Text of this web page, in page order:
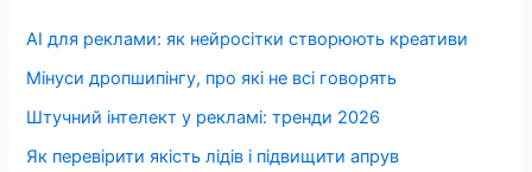
AI для реклами: як нейросітки створюють креативи
Мінуси дропшипінгу, про які не всі говорять
Штучний інтелект у рекламі: тренди 2026
Як перевірити якість лідів і підвищити апрув